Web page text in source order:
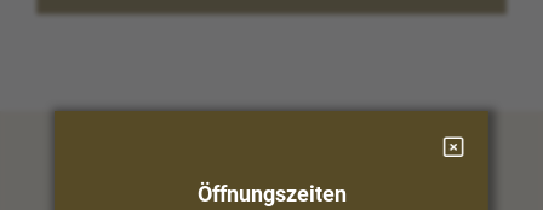
Öffnungszeiten